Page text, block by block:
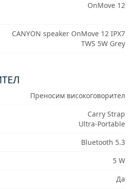
OnMove 12
CANYON speaker OnMove 12 IPX7
TWS 5W Grey
Преносим високоговорител
Carry Strap
Ultra-Portable
Bluetooth 5.3
5 W
Да